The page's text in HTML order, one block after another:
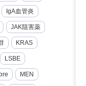
IgA血管炎
JAK阻害薬
KRAS
LSBE
MEN